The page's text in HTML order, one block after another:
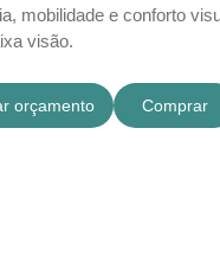
mobilidade e conforto
visão.
orçamento Comprar